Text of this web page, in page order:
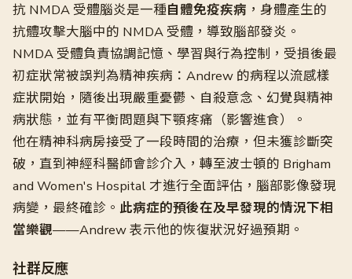
抗 NMDA 受體腦炎是一種自體免疫疾病 ，身體產生的
抗體攻擊大腦中的 NMDA 受體，導致腦部發炎。
NMDA 受體負責協調記憶、學習與行為控制，受損後最
初症狀常被誤判為精神疾病：Andrew 的病程以流感樣
症狀開始，隨後出現嚴重憂鬱、自殺意念、幻覺與精神
病狀態，並有平衡問題與下顎疼痛（影響進食）。
他在精神科病房接受了一段時間的治療，但未獲診斷突
破，直到神經科醫師會診介入，轉至波士頓的 Brigham
and Women's Hospital 才進行全面評估，腦部影像發現
病變，最終確診。 此病症的預後在及早發現的情況下相
當樂觀——Andrew 表示他的恢復狀況好過預期。
社群反應